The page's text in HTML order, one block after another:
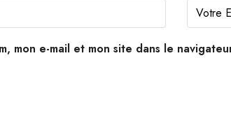
mon e-mail et mon site dans le